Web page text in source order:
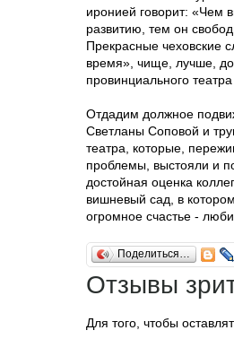
иронией говорит: «Чем
развитию, тем он
Прекрасные чеховские
время», чище, лучше,
провинциального
Отдадим должное
Светланы Соповой и
театра, которые,
проблемы, выстояли и
достойная оценка
вишневый сад, в
огромное счастье -
Поделиться…
Отзывы
Для того, чтобы